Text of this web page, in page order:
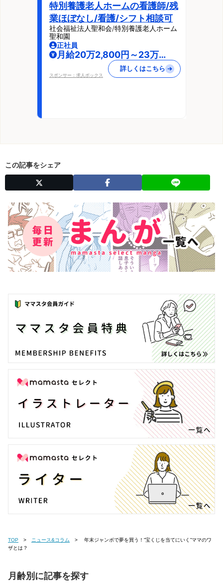
特別養護老人ホームの看護師/残
業ほぼなし/看護/シフト相談可
社会福祉法人聖和会/特別養護老人ホーム
聖和園
正社員
月給20万2,800円～23万
スポンサー：求人ボックス
詳しくはこちら
この記事をシェア
TOP ニュース&コラム
ザとは？
月齢別に記事を探す